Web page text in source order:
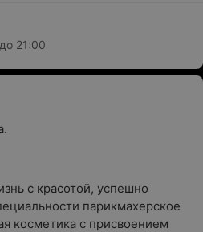
до 21:00
с красотой, успешно
парикмахерское
косметика с присвоением